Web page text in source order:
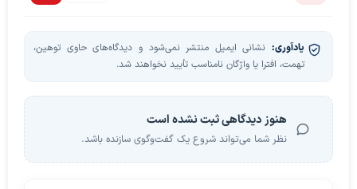
یادآوری: نشانی ایمیل منتشر نمی‌شود و دیدگاه‌های حاوی توهین،
تهمت، افترا یا واژگان نامناسب تأیید نخواهند شد.
هنوز دیدگاهی ثبت نشده است
نظر شما می‌تواند شروع یک گفت‌وگوی سازنده باشد.